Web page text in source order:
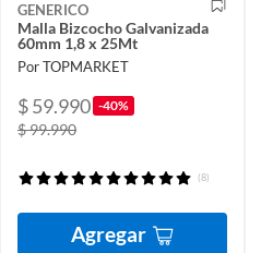
GENERICO
Malla Bizcocho Galvanizada
60mm 1,8 x 25Mt
Por TOPMARKET
$ 59.990 -40%
$ 99.990
(8)
Agregar